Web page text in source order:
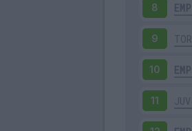
8 EMP
9 TOR
10 EMP
11 JUV